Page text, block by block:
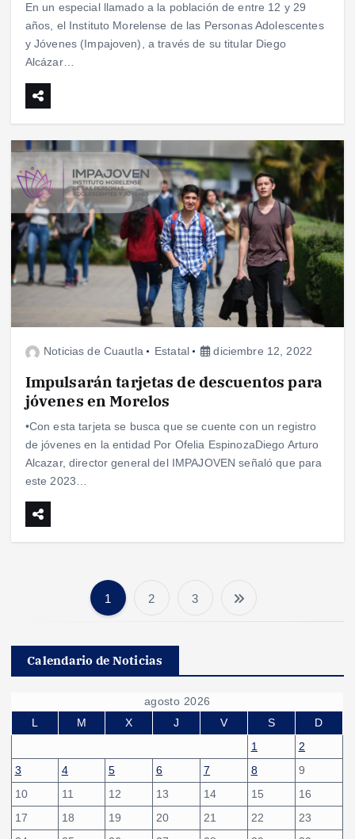
En un especial llamado a la población de entre 12 y 29
años, el Instituto Morelense de las Personas Adolescentes
y Jóvenes (Impajoven), a través de su titular Diego
Alcázar…
Noticias de Cuautla Estatal diciembre 12, 2022
Impulsarán tarjetas de descuentos para
jóvenes en Morelos
•Con esta tarjeta se busca que se cuente con un registro
de jóvenes en la entidad Por Ofelia EspinozaDiego Arturo
Alcazar, director general del IMPAJOVEN señaló que para
este 2023…
a
g
i
n
a
1 2 3
Calendario de Noticias
agosto 2026
L
M X J V S
D
1
2
3
4 5 6 7 8
9
10
11 12 13 14 15
16
17
18 19 20 21 22
23